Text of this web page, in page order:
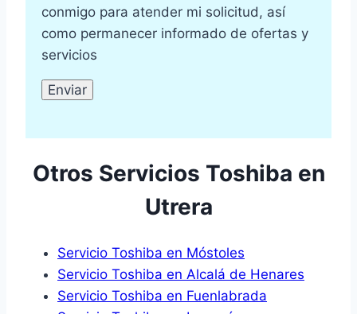
conmigo para atender mi solicitud, así
como permanecer informado de ofertas y
servicios
Otros Servicios Toshiba en
Utrera
Servicio Toshiba en Móstoles
Servicio Toshiba en Alcalá de Henares
Servicio Toshiba en Fuenlabrada